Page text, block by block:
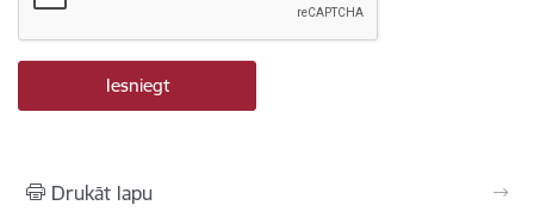
Drukāt lapu